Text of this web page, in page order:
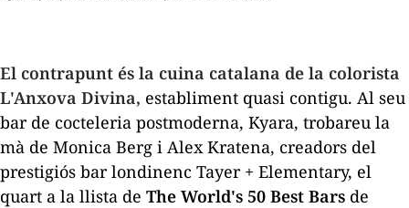
El contrapunt és la cuina catalana de la colorista
L'Anxova Divina, establiment quasi contigu. Al seu
bar de cocteleria postmoderna, Kyara, trobareu la
mà de Monica Berg i Alex Kratena, creadors del
prestigiós bar londinenc Tayer + Elementary, el
quart a la llista de The World's 50 Best Bars de